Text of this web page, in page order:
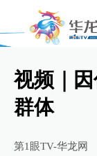
视频｜
群体
第1眼TV-华龙网